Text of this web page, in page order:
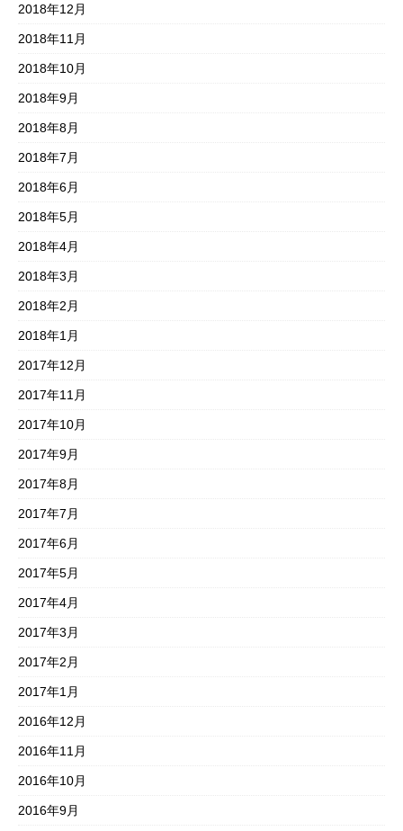
2018年12月
2018年11月
2018年10月
2018年9月
2018年8月
2018年7月
2018年6月
2018年5月
2018年4月
2018年3月
2018年2月
2018年1月
2017年12月
2017年11月
2017年10月
2017年9月
2017年8月
2017年7月
2017年6月
2017年5月
2017年4月
2017年3月
2017年2月
2017年1月
2016年12月
2016年11月
2016年10月
2016年9月